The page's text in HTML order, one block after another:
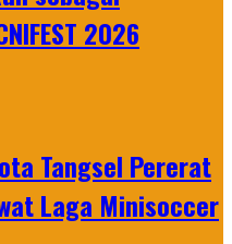
2026
Tangsel Pererat
Laga Minisoccer